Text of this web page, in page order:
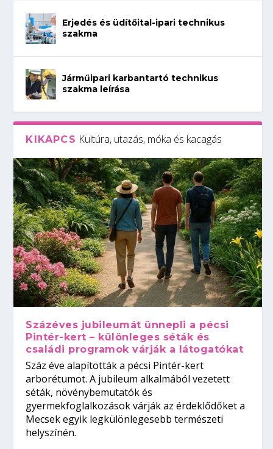
Erjedés és üdítőital-ipari technikus
szakma
Járműipari karbantartó technikus
szakma leírása
KIKAPCS Kultúra, utazás, móka és kacagás
Százéves jubileumát ünnepli a pécsi
Pintér-kert – különleges séták és
családi programok várják a látogatókat
Száz éve alapították a pécsi Pintér-kert
arborétumot. A jubileum alkalmából vezetett
séták, növénybemutatók és
gyermekfoglalkozások várják az érdeklődőket a
Mecsek egyik legkülönlegesebb természeti
helyszínén.